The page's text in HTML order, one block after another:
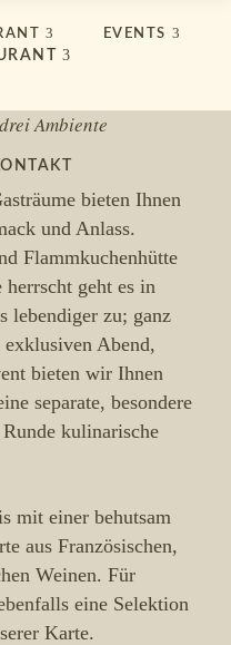
EVENTS
Ambiente
bieten Ihnen
und Anlass.
Flammkuchenhütte
herrscht geht es in
lebendiger zu; ganz
Abend,
bieten wir Ihnen
separate, besondere
kulinarische
mit einer behutsam
aus Französischen,
Weinen. Für
eine Selektion
Karte.